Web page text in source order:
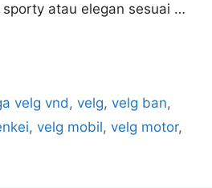
atau elegan sesuai …
velg vnd,velg,velg ban,
, velg mobil, velg motor,